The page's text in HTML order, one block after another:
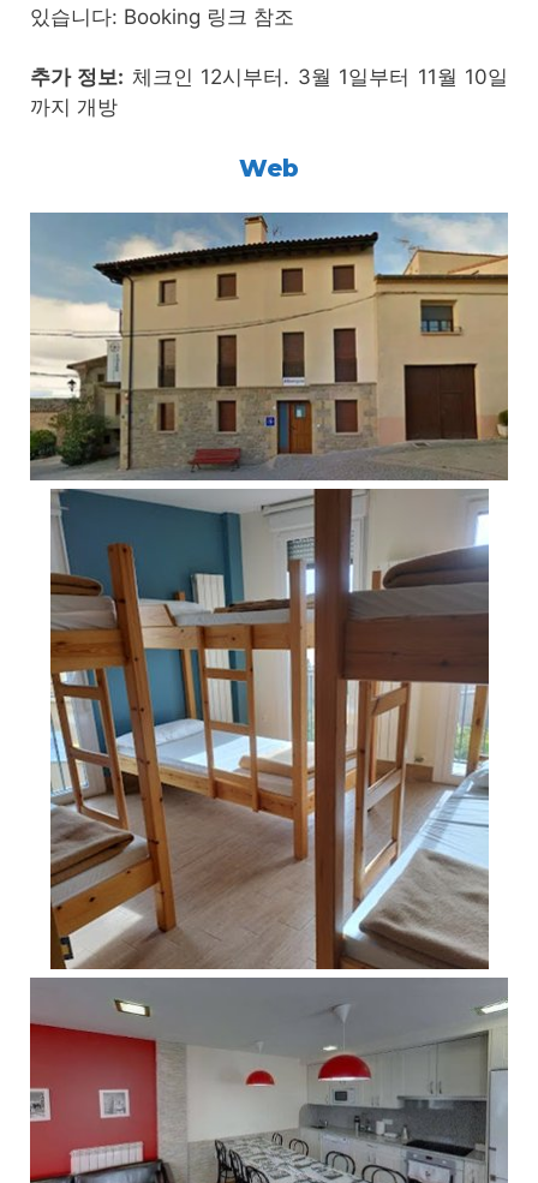
있습니다: Booking 링크 참조
추가 정보: 체크인 12시부터. 3월 1일부터 11월 10일
까지 개방
Web